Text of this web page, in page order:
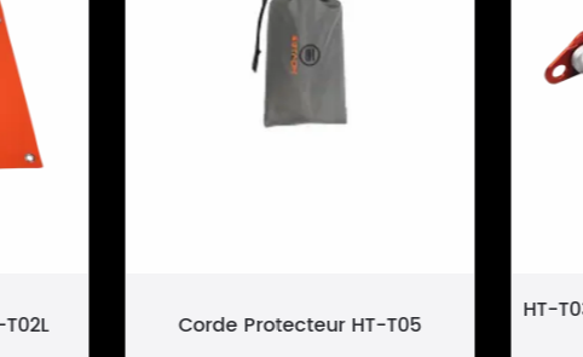
Corde Protecteur HT-T05
HT-